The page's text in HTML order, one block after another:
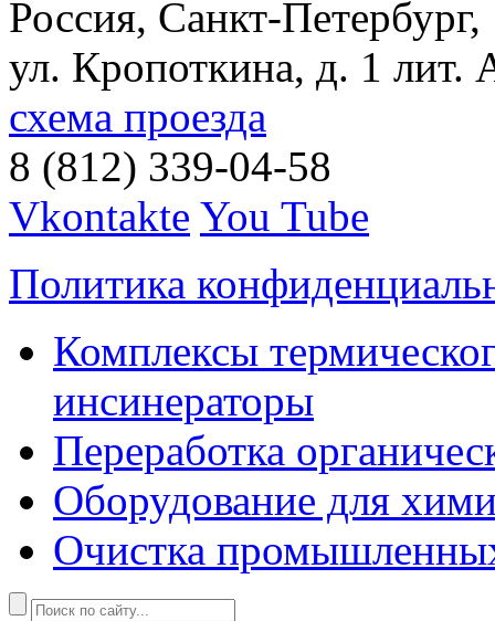
Россия, Санкт-Петербург,
ул. Кропоткина, д. 1 лит.
схема проезда
8 (812) 339-04-58
Vkontakte You Tube
Политика
Комплексы
инсинераторы
Переработка
Оборудование для
Очистка